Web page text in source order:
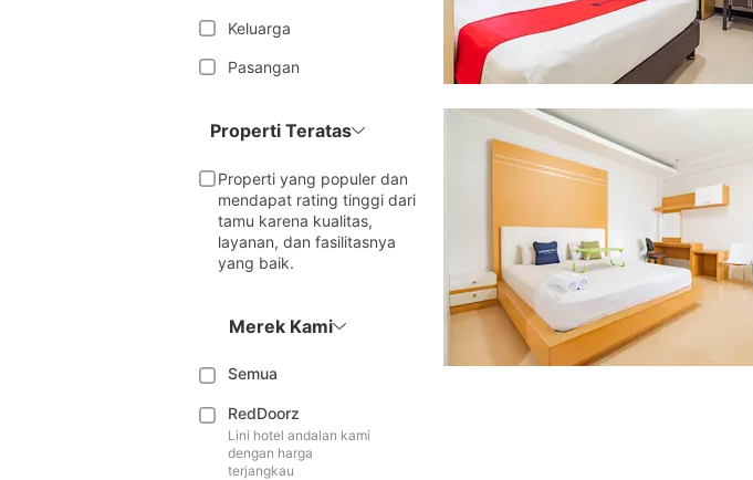
Keluarga
Pasangan
Properti Teratas
Properti yang populer dan
mendapat rating tinggi dari
tamu karena kualitas,
layanan, dan fasilitasnya
yang baik.
Merek Kami
Semua
RedDoorz
Lini hotel andalan kami
dengan harga
terjangkau